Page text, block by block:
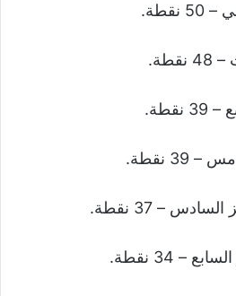
نقطة.
– 37 نقطة.
– 34 نقطة.